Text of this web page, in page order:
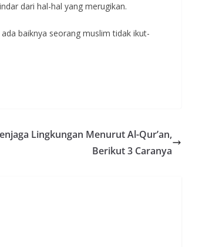
dari hal-hal yang merugikan.
baiknya seorang muslim tidak ikut-
Lingkungan Menurut Al-Qur’an,
Berikut 3 Caranya